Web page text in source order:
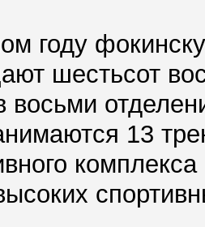
году
шестьсот
восьми
13